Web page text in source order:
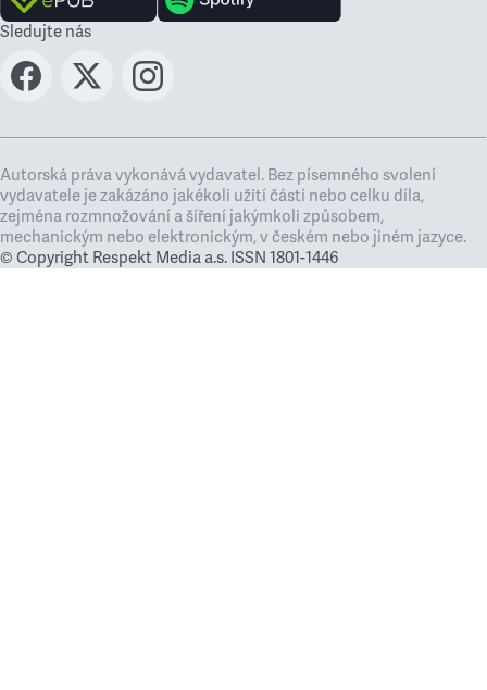
Sledujte nás
Autorská práva vykonává vydavatel. Bez písemného svolení
vydavatele je zakázáno jakékoli užití částí nebo celku díla,
zejména rozmnožování a šíření jakýmkoli způsobem,
mechanickým nebo elektronickým, v českém nebo jiném jazyce.
© Copyright Respekt Media a.s. ISSN 1801-1446